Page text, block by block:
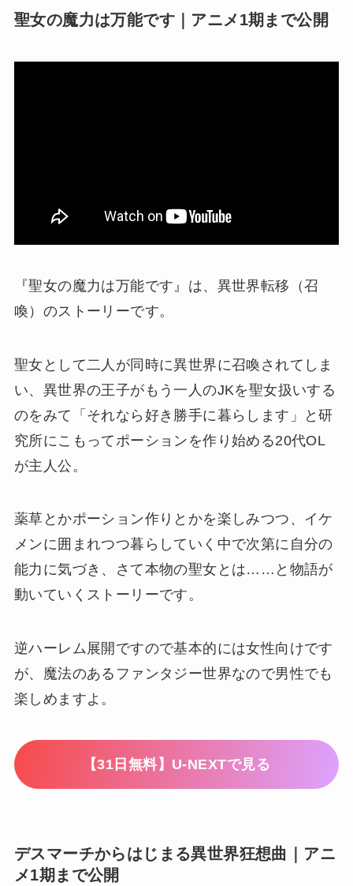
聖女の魔力は万能です｜アニメ1期まで公開
『聖女の魔力は万能です』は、異世界転移（召
喚）のストーリーです。
聖女として二人が同時に異世界に召喚されてしま
い、異世界の王子がもう一人のJKを聖女扱いする
のをみて「それなら好き勝手に暮らします」と研
究所にこもってポーションを作り始める20代OL
が主人公。
薬草とかポーション作りとかを楽しみつつ、イケ
メンに囲まれつつ暮らしていく中で次第に自分の
能力に気づき、さて本物の聖女とは……と物語が
動いていくストーリーです。
逆ハーレム展開ですので基本的には女性向けです
が、魔法のあるファンタジー世界なので男性でも
楽しめますよ。
【31日無料】U-NEXTで見る
デスマーチからはじまる異世界狂想曲｜アニ
メ1期まで公開